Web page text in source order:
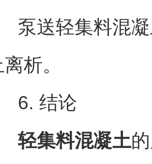
送轻集料混凝
离析。
结论
轻集料混凝土